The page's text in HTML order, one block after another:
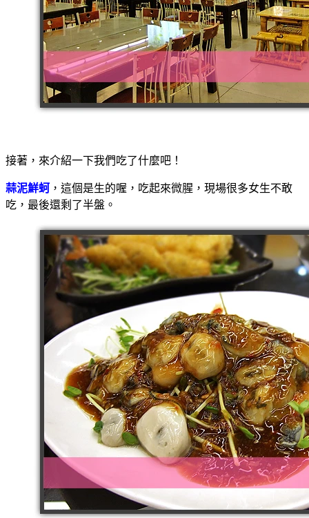
接著，來介紹一下我們吃了什麼吧！
蒜泥鮮蚵 ，這個是生的喔，吃起來微腥，現場很多女生不敢
吃，最後還剩了半盤。